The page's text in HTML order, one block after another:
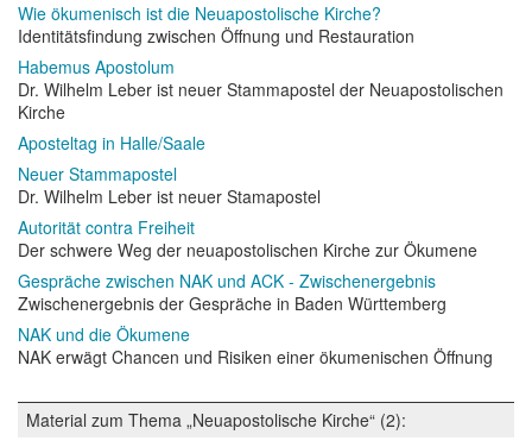
Wie ökumenisch ist die Neuapostolische Kirche?
Identitätsfindung zwischen Öffnung und Restauration
Habemus Apostolum
Dr. Wilhelm Leber ist neuer Stammapostel der Neuapostolischen
Kirche
Aposteltag in Halle/Saale
Neuer Stammapostel
Dr. Wilhelm Leber ist neuer Stamapostel
Autorität contra Freiheit
Der schwere Weg der neuapostolischen Kirche zur Ökumene
Gespräche zwischen NAK und ACK - Zwischenergebnis
Zwischenergebnis der Gespräche in Baden Württemberg
NAK und die Ökumene
NAK erwägt Chancen und Risiken einer ökumenischen Öffnung
Material zum Thema „Neuapostolische Kirche“ (2):